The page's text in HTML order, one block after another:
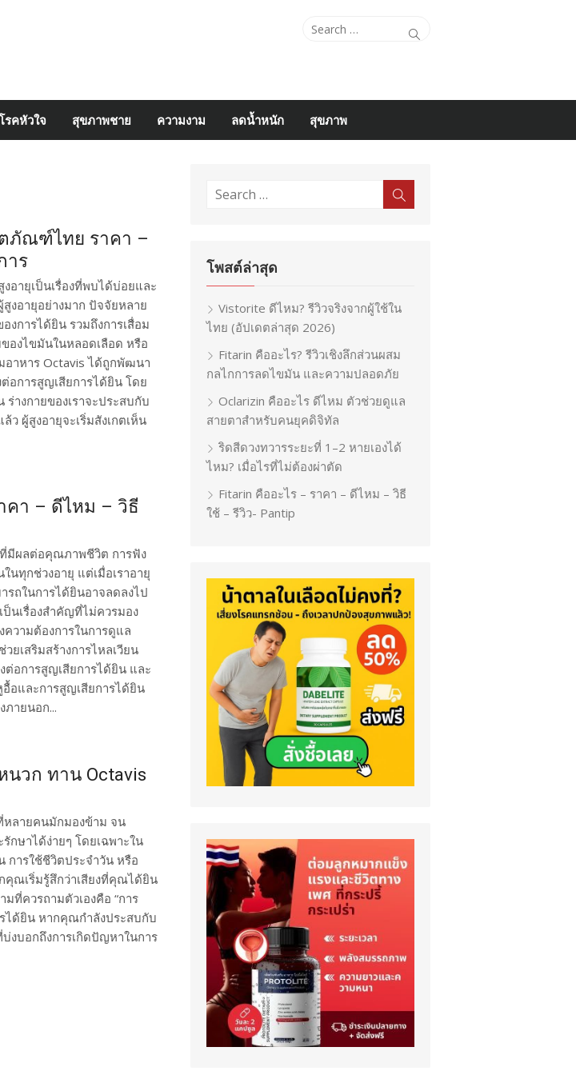
Search
Search
รคหัวใจ สุขภาพชาย ความงาม ลดน้ำหนัก สุขภาพ
ภัณฑ์ไทย ราคา –
าร
อายุเป็นเรื่องที่พบได้บ่อยและ
อายุอย่างมาก ปัจจัยหลาย
งการได้ยิน รวมถึงการเสื่อม
องไขมันในหลอดเลือด หรือ
อาหาร Octavis ได้ถูกพัฒนา
อการสูญเสียการได้ยิน โดย
างกายของเราจะประสบกับ
ผู้สูงอายุจะเริ่มสังเกตเห็น
คา – ดีไหม – วิธี
มีผลต่อคุณภาพชีวิต การฟัง
ในทุกช่วงอายุ แต่เมื่อเราอายุ
รถในการได้ยินอาจลดลงไป
นเรื่องสำคัญที่ไม่ควรมอง
วามต้องการในการดูแล
ยเสริมสร้างการไหลเวียน
ต่อการสูญเสียการได้ยิน และ
อและการสูญเสียการได้ยิน
ภายนอก...
นวก ทาน Octavis
ลายคนมักมองข้าม จน
กษาได้ง่ายๆ โดยเฉพาะใน
การใช้ชีวิตประจำวัน หรือ
คุณเริ่มรู้สึกว่าเสียงที่คุณได้ยิน
ที่ควรถามตัวเองคือ “การ
ได้ยิน หากคุณกำลังประสบกับ
งบอกถึงการเกิดปัญหาในการ
Search
Search
โพสต์ล่าสุด
Vistorite ดีไหม? รีวิวจริงจากผู้ใช้ใน
ไทย (อัปเดตล่าสุด 2026)
Fitarin คืออะไร? รีวิวเชิงลึกส่วนผสม
กลไกการลดไขมัน และความปลอดภัย
Oclarizin คืออะไร ดีไหม ตัวช่วยดูแล
สายตาสำหรับคนยุคดิจิทัล
ริดสีดวงทวารระยะที่ 1–2 หายเองได้
ไหม? เมื่อไรที่ไม่ต้องผ่าตัด
Fitarin คืออะไร – ราคา – ดีไหม – วิธี
ใช้ – รีวิว- Pantip